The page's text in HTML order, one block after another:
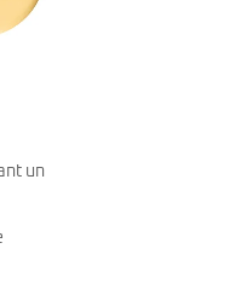
un